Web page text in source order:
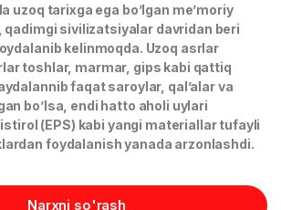
uzoq tarixga ega bo’lgan me’moriy
qadimgi sivilizatsiyalar davridan beri
kelinmoqda. Uzoq asrlar
toshlar, marmar, gips kabi qattiq
faqat saroylar, qal’alar va
bo’lsa, endi hatto aholi uylari
(EPS) kabi yangi materiallar tufayli
foydalanish yanada arzonlashdi.
Narxni so'rash